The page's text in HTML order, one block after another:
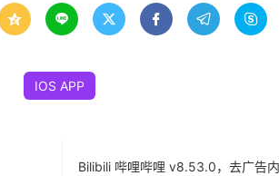
     
IOS APP
Bilibili 哔哩哔哩 v8.53.0，去广告